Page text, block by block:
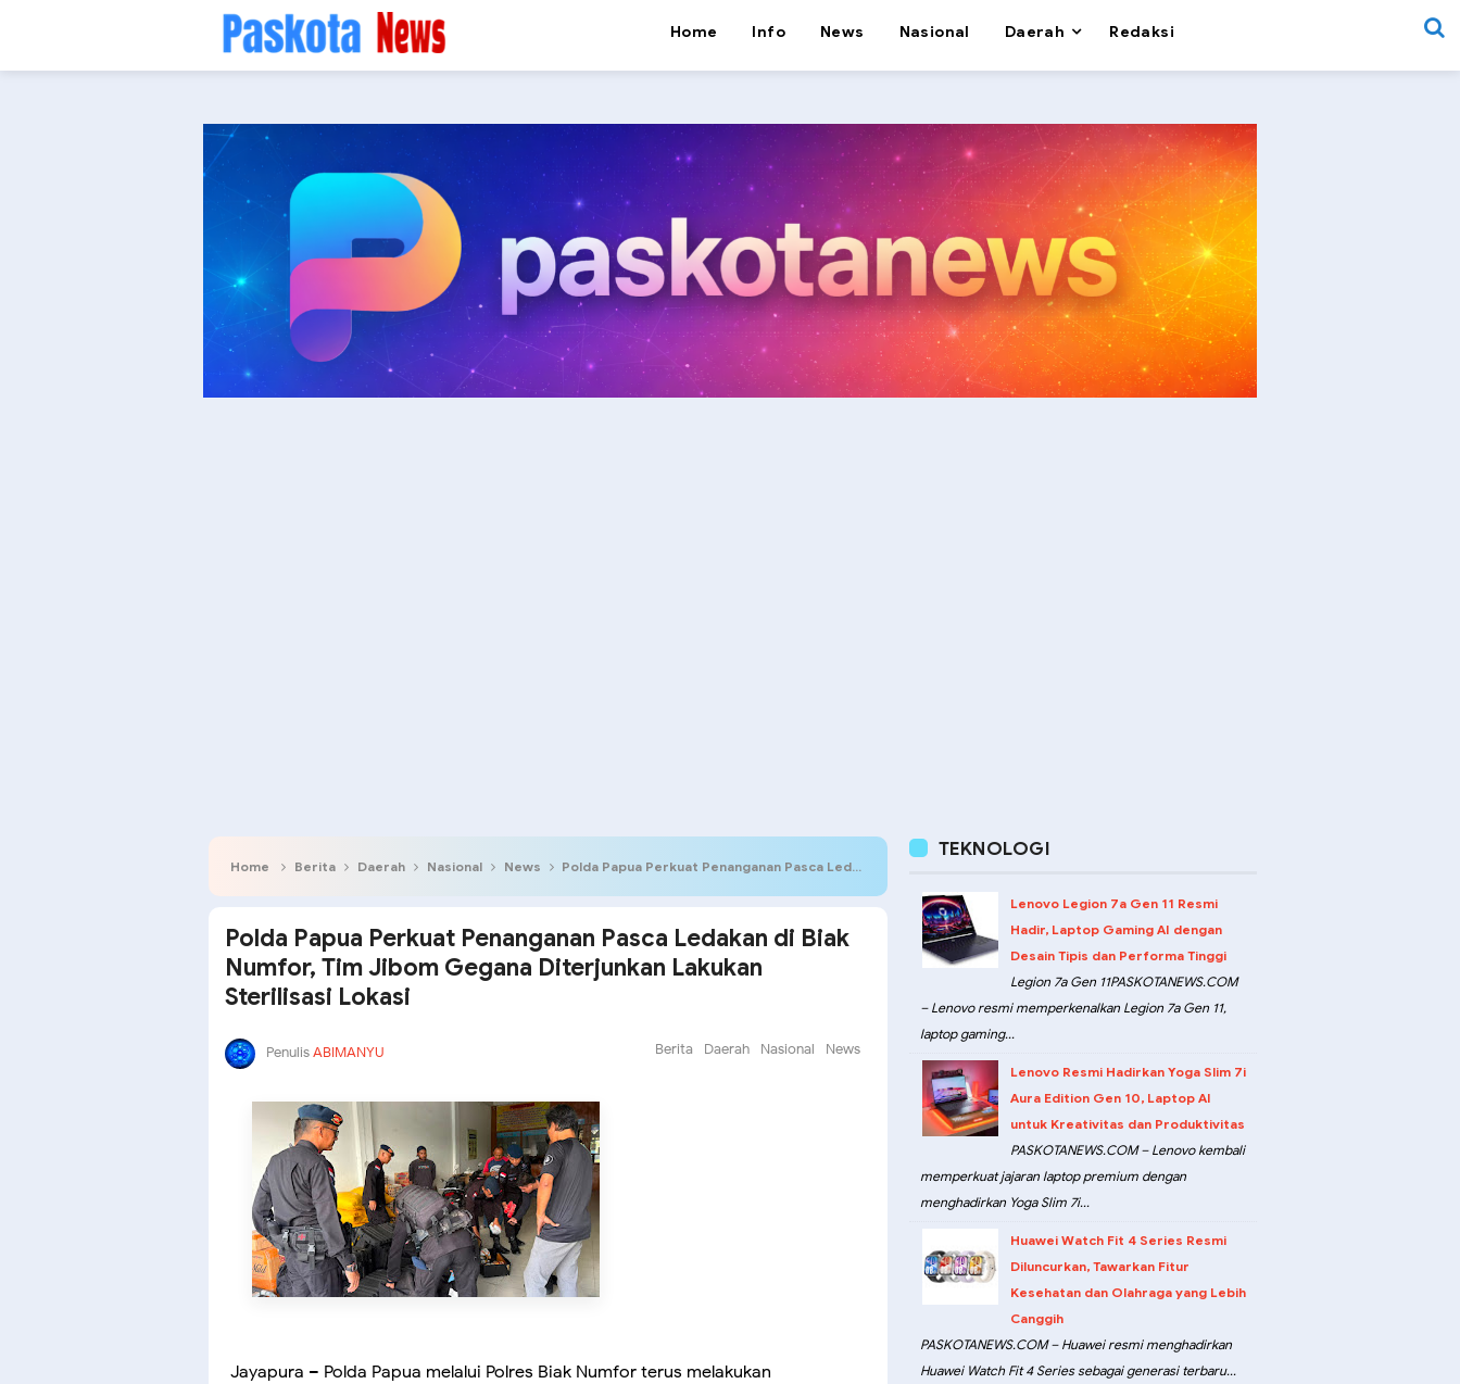
Home Info News Nasional Daerah Redaksi
Home Berita Daerah Nasional News Polda Papua Perkuat Penanganan Pasca Ledakan di Biak Numfor, Tim Jibom Gegana Diterjunkan Lakukan Sterilisasi Lokasi
Polda Papua Perkuat Penanganan Pasca Ledakan di Biak
Numfor, Tim Jibom Gegana Diterjunkan Lakukan
Sterilisasi Lokasi
PenulisABIMANYU Berita Daerah Nasional News
Jayapura – Polda Papua melalui Polres Biak Numfor terus melakukan
TEKNOLOGI
Lenovo Legion 7a Gen 11 Resmi
Hadir, Laptop Gaming AI dengan
Desain Tipis dan Performa Tinggi
Legion 7a Gen 11PASKOTANEWS.COM
– Lenovo resmi memperkenalkan Legion 7a Gen 11,
laptop gaming...
Lenovo Resmi Hadirkan Yoga Slim 7i
Aura Edition Gen 10, Laptop AI
untuk Kreativitas dan Produktivitas
PASKOTANEWS.COM – Lenovo kembali
memperkuat jajaran laptop premium dengan
menghadirkan Yoga Slim 7i...
Huawei Watch Fit 4 Series Resmi
Diluncurkan, Tawarkan Fitur
Kesehatan dan Olahraga yang Lebih
Canggih
PASKOTANEWS.COM – Huawei resmi menghadirkan
Huawei Watch Fit 4 Series sebagai generasi terbaru...